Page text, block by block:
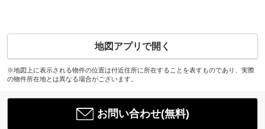
地図アプリで開く
※地図上に表示される物件の位置は付近住所に所在することを表すものであり、実際
の物件所在地とは異なる場合がございます。
お問い合わせ(無料)